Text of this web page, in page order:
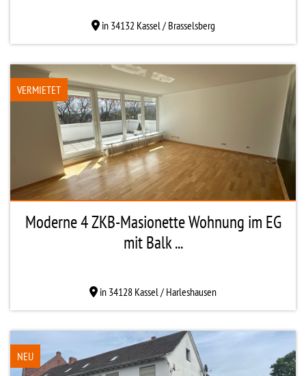
in 34132 Kassel / Brasselsberg
VERMIETET
Moderne 4 ZKB-Masionette Wohnung im EG
mit Balk ...
in 34128 Kassel / Harleshausen
NEU